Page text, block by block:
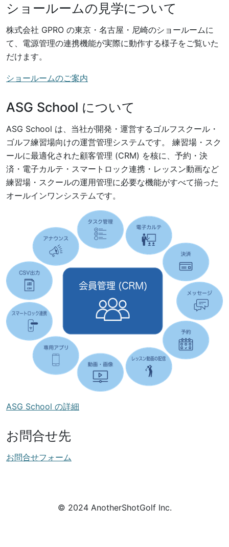
ショールームの見学について
株式会社 GPRO の東京・名古屋・尼崎のショールームに
て、電源管理の連携機能が実際に動作する様子をご覧いた
だけます。
ショールームのご案内
ASG School について
ASG School は、当社が開発・運営するゴルフスクール・
ゴルフ練習場向けの運営管理システムです。 練習場・スク
ールに最適化された顧客管理 (CRM) を核に、予約・決
済・電子カルテ・スマートロック連携・レッスン動画など
練習場・スクールの運用管理に必要な機能がすべて揃った
オールインワンシステムです。
ASG School の詳細
お問合せ先
お問合せフォーム
© 2024 AnotherShotGolf Inc.